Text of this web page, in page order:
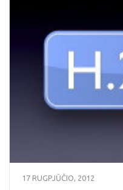
17 RUGPJŪČIO, 2012